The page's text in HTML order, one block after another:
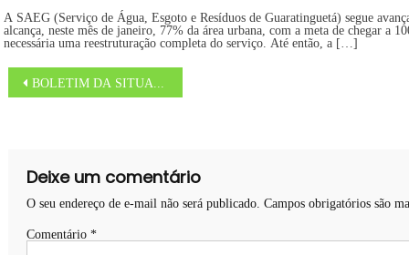
A SAEG (Serviço de Água, Esgoto e Resíduos de Guaratinguetá) segue
alcança, neste mês de janeiro, 77% da área urbana, com a meta de chegar a
necessária uma reestruturação completa do serviço. Até então, a […]
Navegação
de
Deixe um comentário
O seu endereço de e-mail não será publicado. Campos obrigatórios são
Comentário *